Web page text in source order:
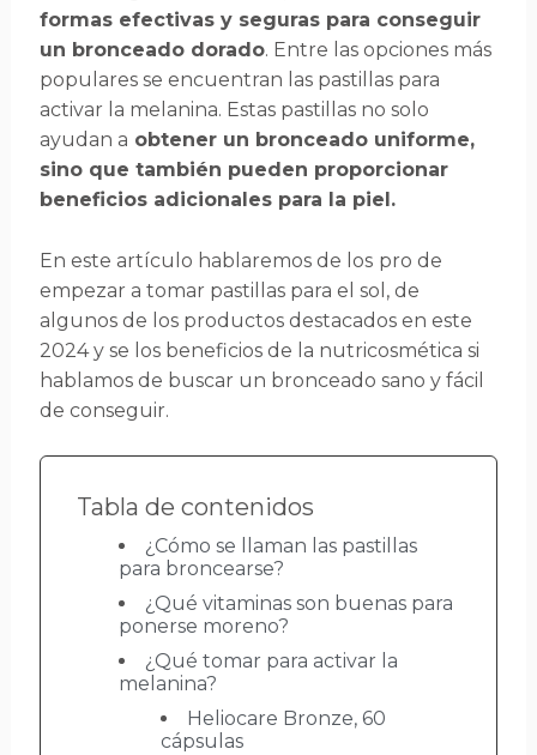
formas efectivas y seguras para conseguir
un bronceado dorado. Entre las opciones más
populares se encuentran las pastillas para
activar la melanina. Estas pastillas no solo
ayudan a obtener un bronceado uniforme,
sino que también pueden proporcionar
beneficios adicionales para la piel.
En este artículo hablaremos de los pro de
empezar a tomar pastillas para el sol, de
algunos de los productos destacados en este
2024 y se los beneficios de la nutricosmética si
hablamos de buscar un bronceado sano y fácil
de conseguir.
Tabla de contenidos
¿Cómo se llaman las pastillas
para broncearse?
¿Qué vitaminas son buenas para
ponerse moreno?
¿Qué tomar para activar la
melanina?
Heliocare Bronze, 60
cápsulas